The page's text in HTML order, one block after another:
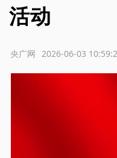
活动
2026-06-03
央广网